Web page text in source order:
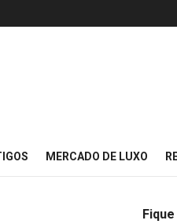
MERCADO DE LUXO